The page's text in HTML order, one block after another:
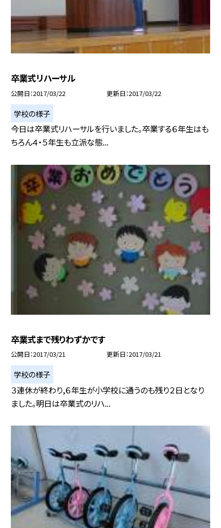
卒業式リハーサル
公開日 2017/03/22 更新日 2017/03/22
学校の様子
今日は卒業式リハーサルを行いました。卒業する６年生はも
ちろん４・５年生も立派な態...
卒業式まで残りわずかです
公開日 2017/03/21 更新日 2017/03/21
学校の様子
３連休が終わり,６年生が小学校に通うのも残り２日となり
ました。明日は卒業式のリハ...